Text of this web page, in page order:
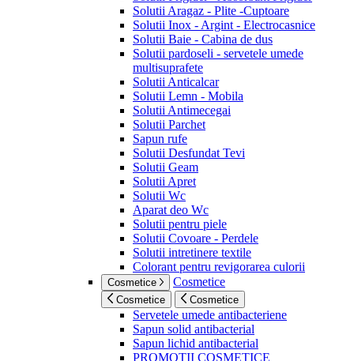
Solutii Aragaz - Plite -Cuptoare
Solutii Inox - Argint - Electrocasnice
Solutii Baie - Cabina de dus
Solutii pardoseli - servetele umede
multisuprafete
Solutii Anticalcar
Solutii Lemn - Mobila
Solutii Antimecegai
Solutii Parchet
Sapun rufe
Solutii Desfundat Tevi
Solutii Geam
Solutii Apret
Solutii Wc
Aparat deo Wc
Solutii pentru piele
Solutii Covoare - Perdele
Solutii intretinere textile
Colorant pentru revigorarea culorii
Cosmetice Cosmetice
Cosmetice Cosmetice
Servetele umede antibacteriene
Sapun solid antibacterial
Sapun lichid antibacterial
PROMOTII COSMETICE